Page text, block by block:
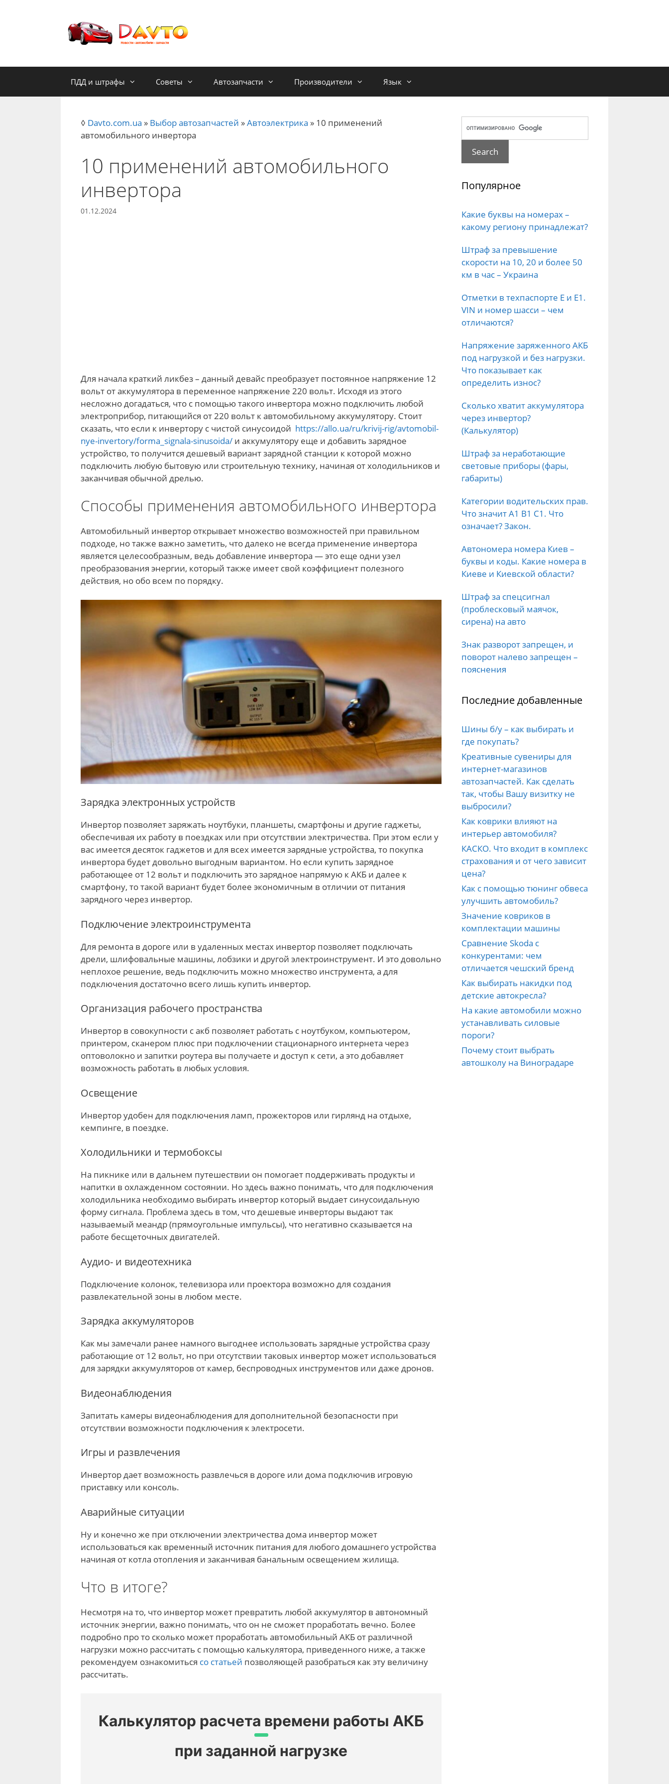
ПДД и штрафы Советы Автозапчасти Производители Язык
◊ Davto.com.ua » Выбор автозапчастей »Автоэлектрика » 10 применений
автомобильного инвертора
10 применений автомобильного
инвертора
01.12.2024
Для начала краткий ликбез – данный девайс преобразует постоянное напряжение 12
вольт от аккумулятора в переменное напряжение 220 вольт. Исходя из этого
несложно догадаться, что с помощью такого инвертора можно подключить любой
электроприбор, питающийся от 220 вольт к автомобильному аккумулятору. Стоит
сказать, что если к инвертору c чистой синусоидой https://allo.ua/ru/krivij-rig/avtomobil-
nye-invertory/forma_signala-sinusoida/ и аккумулятору еще и добавить зарядное
устройство, то получится дешевый вариант зарядной станции к которой можно
подключить любую бытовую или строительную технику, начиная от холодильников и
заканчивая обычной дрелью.
Способы применения автомобильного инвертора
Автомобильный инвертор открывает множество возможностей при правильном
подходе, но также важно заметить, что далеко не всегда применение инвертора
является целесообразным, ведь добавление инвертора — это еще одни узел
преобразования энергии, который также имеет свой коэффициент полезного
действия, но обо всем по порядку.
Зарядка электронных устройств
Инвертор позволяет заряжать ноутбуки, планшеты, смартфоны и другие гаджеты,
обеспечивая их работу в поездках или при отсутствии электричества. При этом если у
вас имеется десяток гаджетов и для всех имеется зарядные устройства, то покупка
инвертора будет довольно выгодным вариантом. Но если купить зарядное
работающее от 12 вольт и подключить это зарядное напрямую к АКБ и далее к
смартфону, то такой вариант будет более экономичным в отличии от питания
зарядного через инвертор.
Подключение электроинструмента
Для ремонта в дороге или в удаленных местах инвертор позволяет подключать
дрели, шлифовальные машины, лобзики и другой электроинструмент. И это довольно
неплохое решение, ведь подключить можно множество инструмента, а для
подключения достаточно всего лишь купить инвертор.
Организация рабочего пространства
Инвертор в совокупности с акб позволяет работать с ноутбуком, компьютером,
принтером, сканером плюс при подключении стационарного интернета через
оптоволокно и запитки роутера вы получаете и доступ к сети, а это добавляет
возможность работать в любых условия.
Освещение
Инвертор удобен для подключения ламп, прожекторов или гирлянд на отдыхе,
кемпинге, в поездке.
Холодильники и термобоксы
На пикнике или в дальнем путешествии он помогает поддерживать продукты и
напитки в охлажденном состоянии. Но здесь важно понимать, что для подключения
холодильника необходимо выбирать инвертор который выдает синусоидальную
форму сигнала. Проблема здесь в том, что дешевые инверторы выдают так
называемый меандр (прямоугольные импульсы), что негативно сказывается на
работе бесщеточных двигателей.
Аудио- и видеотехника
Подключение колонок, телевизора или проектора возможно для создания
развлекательной зоны в любом месте.
Зарядка аккумуляторов
Как мы замечали ранее намного выгоднее использовать зарядные устройства сразу
работающие от 12 вольт, но при отсутствии таковых инвертор может использоваться
для зарядки аккумуляторов от камер, беспроводных инструментов или даже дронов.
Видеонаблюдения
Запитать камеры видеонаблюдения для дополнительной безопасности при
отсутствии возможности подключения к электросети.
Игры и развлечения
Инвертор дает возможность развлечься в дороге или дома подключив игровую
приставку или консоль.
Аварийные ситуации
Ну и конечно же при отключении электричества дома инвертор может
использоваться как временный источник питания для любого домашнего устройства
начиная от котла отопления и заканчивая банальным освещением жилища.
Что в итоге?
Несмотря на то, что инвертор может превратить любой аккумулятор в автономный
источник энергии, важно понимать, что он не сможет проработать вечно. Более
подробно про то сколько может проработать автомобильный АКБ от различной
нагрузки можно рассчитать с помощью калькулятора, приведенного ниже, а также
рекомендуем ознакомиться со статьей позволяющей разобраться как эту величину
рассчитать.
Калькулятор расчета времени работы АКБ
при заданной нагрузке
Популярное
Какие буквы на номерах –
какому региону принадлежат?
Штраф за превышение
скорости на 10, 20 и более 50
км в час – Украина
Отметки в техпаспорте E и E1.
VIN и номер шасси – чем
отличаются?
Напряжение заряженного АКБ
под нагрузкой и без нагрузки.
Что показывает как
определить износ?
Сколько хватит аккумулятора
через инвертор?
(Калькулятор)
Штраф за неработающие
световые приборы (фары,
габариты)
Категории водительских прав.
Что значит А1 B1 C1. Что
означает? Закон.
Автономера номера Киев –
буквы и коды. Какие номера в
Киеве и Киевской области?
Штраф за спецсигнал
(проблесковый маячок,
сирена) на авто
Знак разворот запрещен, и
поворот налево запрещен –
пояснения
Последние добавленные
Шины б/у – как выбирать и
где покупать?
Креативные сувениры для
интернет-магазинов
автозапчастей. Как сделать
так, чтобы Вашу визитку не
выбросили?
Как коврики влияют на
интерьер автомобиля?
КАСКО. Что входит в комплекс
страхования и от чего зависит
цена?
Как с помощью тюнинг обвеса
улучшить автомобиль?
Значение ковриков в
комплектации машины
Сравнение Skoda с
конкурентами: чем
отличается чешский бренд
Как выбирать накидки под
детские автокресла?
На какие автомобили можно
устанавливать силовые
пороги?
Почему стоит выбрать
автошколу на Виноградаре